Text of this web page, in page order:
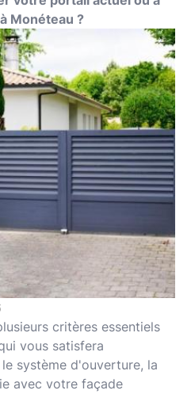
et protections
et clôtures
d’entrée et
Monéteau ?
critères essentiels
vous satisfera
système d'ouverture, la
avec votre façade